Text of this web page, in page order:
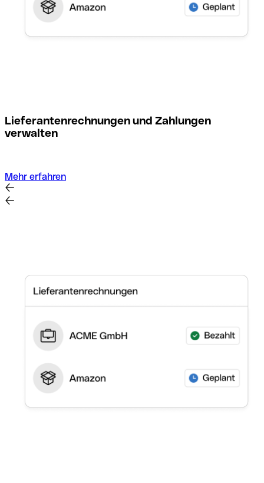
Lieferantenrechnungen und Zahlungen
verwalten
Mehr erfahren